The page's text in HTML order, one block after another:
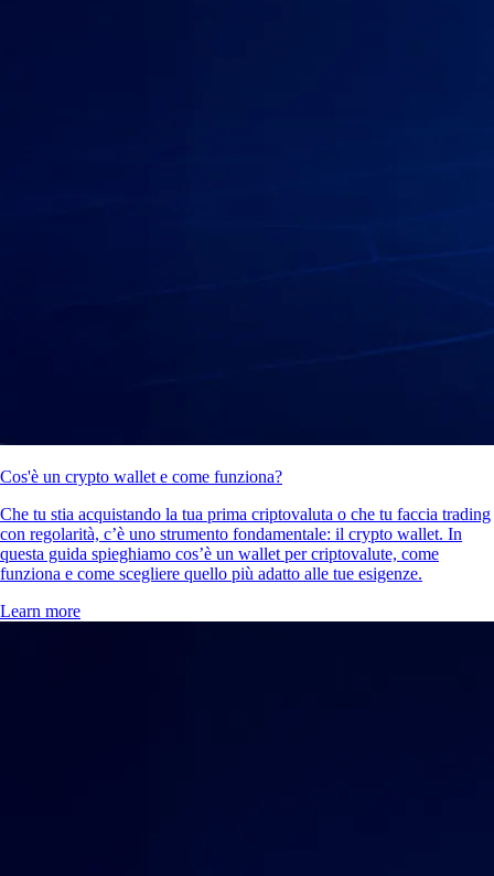
Cos'è un crypto wallet e come funziona?
Che tu stia acquistando la tua prima criptovaluta o che tu faccia trading
con regolarità, c’è uno strumento fondamentale: il crypto wallet. In
questa guida spieghiamo cos’è un wallet per criptovalute, come
funziona e come scegliere quello più adatto alle tue esigenze.
Learn more